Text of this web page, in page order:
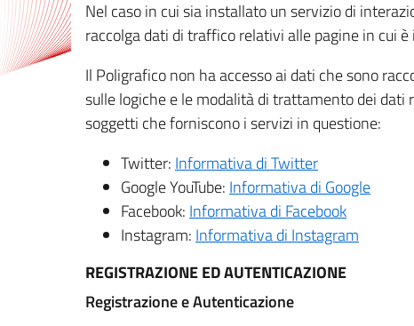
Nel caso in cui sia installato un servizio di
raccolga dati di traffico relativi alle pagine in cui
Il Poligrafico non ha accesso ai dati che sono
sulle logiche e le modalità di trattamento dei
soggetti che forniscono i servizi in questione:
Twitter: Informativa di Twitter
Google YouTube: Informativa di Google
Facebook: Informativa di Facebook
Instagram: Informativa di Instagram
REGISTRAZIONE ED AUTENTICAZIONE
Registrazione e Autenticazione